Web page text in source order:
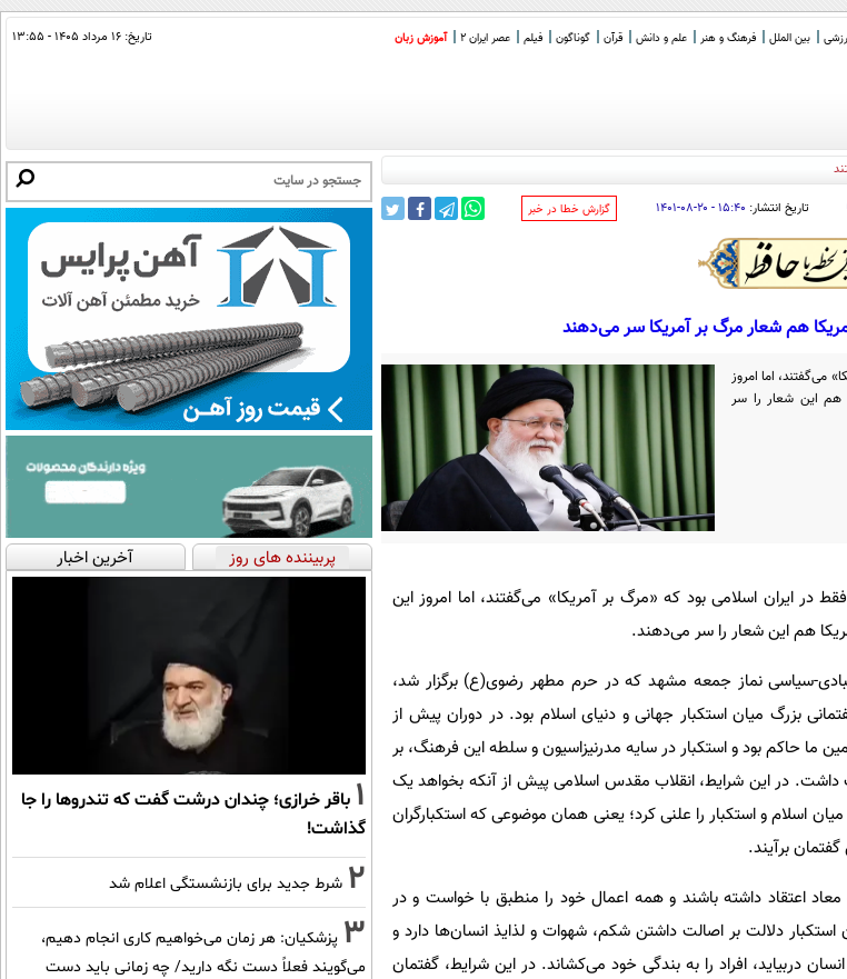
بین الملل فرهنگ و هنر علم و دانش قرآن گوناگون فیلم عصر ایران 2 آموزش زبان تاریخ: ۱۶ مرداد ۱۴۰۵ - ۱۳:۵۵
تاریخ انتشار: ۱۵:۴۰ - ۲۰-۰۸-۱۴۰۱ ‌گزارش خطا در خبر
هم شعار مرگ بر آمریکا سر می‌دهند
می‌گفتند، اما امروز
هم این شعار را سر
ایران اسلامی بود که «مرگ بر آمریکا» می‌گفتند، اما امروز این
هم این شعار را سر می‌دهند.
سیاسی نماز جمعه مشهد که در حرم مطهر رضوی(ع) برگزار شد،
بزرگ میان استکبار جهانی و دنیای اسلام بود. در دوران پیش از
ما حاکم بود و استکبار در سایه مدرنیزاسیون و سلطه این فرهنگ، بر
در این شرایط، انقلاب مقدس اسلامی پیش از آنکه بخواهد یک
اسلام و استکبار را علنی کرد؛ یعنی همان موضوعی که استکبارگران
برآیند.
معاد اعتقاد داشته باشند و همه اعمال خود را منطبق با خواست و در
دلالت بر اصالت داشتن شکم، شهوات و لذایذ انسان‌ها دارد و
دربیاید، افراد را به بندگی خود می‌کشاند. در این شرایط، گفتمان
پربیننده های روز آخرین اخبار
1 باقر خرازی؛ چندان درشت گفت که تندروها را جا
گذاشت!
2 شرط جدید برای بازنشستگی اعلام شد
3 پزشکیان: هر زمان می‌خواهیم کاری انجام دهیم،
می‌گویند فعلاً دست نگه دارید/ چه زمانی باید دست